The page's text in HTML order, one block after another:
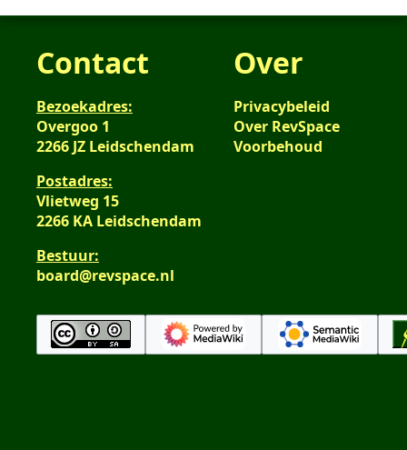
Contact
Bezoekadres:
Overgoo 1
2266 JZ Leidschendam
Postadres:
Vlietweg 15
2266 KA Leidschendam
Bestuur:
board@revspace.nl
Over
Privacybeleid
Over RevSpace
Voorbehoud